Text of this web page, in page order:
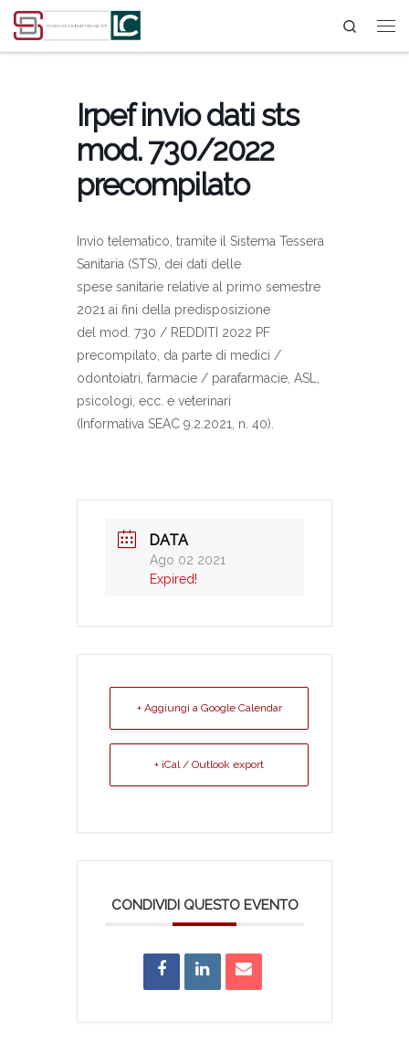
Passa al contenuto Search
Irpef invio dati sts
mod. 730/2022
precompilato
Invio telematico, tramite il Sistema Tessera
Sanitaria (STS), dei dati delle
spese sanitarie relative al primo semestre
2021 ai fini della predisposizione
del mod. 730 / REDDITI 2022 PF
precompilato, da parte di medici /
odontoiatri, farmacie / parafarmacie, ASL,
psicologi, ecc. e veterinari
(Informativa SEAC 9.2.2021, n. 40).
DATA
Ago 02 2021
Expired!
+ Aggiungi a Google Calendar
+ iCal / Outlook export
CONDIVIDI QUESTO EVENTO